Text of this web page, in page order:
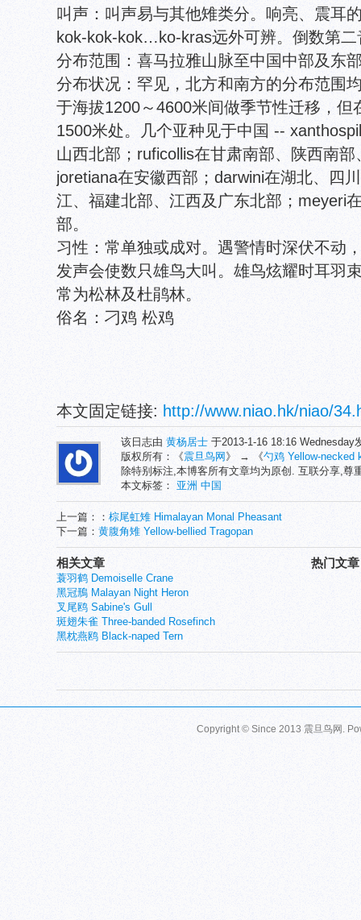
叫声：叫声易与其他雉类分。响亮、震耳
kok-kok-kok…ko-kras远外可辨。倒数第
分布范围：喜马拉雅山脉至中国中部及东
分布状况：罕见，北方和南方的分布范围
于海拔1200～4600米间做季节性迁移，但
1500米处。几个亚种见于中国 --
山西北部；ruficollis在甘肃南部、陕西南
joretiana在安徽西部；darwini在湖北、四
江、福建北部、江西及广东北部；meyeri
部。
习性：常单独或成对。遇警情时深伏不动
发声会使数只雄鸟大叫。雄鸟炫耀时耳羽
常为松林及杜鹃林。
俗名：刁鸡 松鸡
本文固定链接: http://www.niao.hk/niao/
该日志由 黄杨居士 于2013-1-16 18:16 Wednesday
版权所有：《震旦鸟网 》 → 《勺鸡 Yellow-necked
除特别标注,本博客所有文章均为原创. 互联分享,尊
本文标签： 亚洲 中国
上一篇：： 棕尾虹雉 Himalayan Monal Pheasant
下一篇： 黄腹角雉 Yellow-bellied Tragopan
热门文章
相关文章
蓑羽鹤 Demoiselle Crane
黑冠鳽 Malayan Night Heron
叉尾鸥 Sabine's Gull
斑翅朱雀 Three-banded Rosefinch
黑枕燕鸥 Black-naped Tern
Copyright © Since 2013 震旦鸟网 .